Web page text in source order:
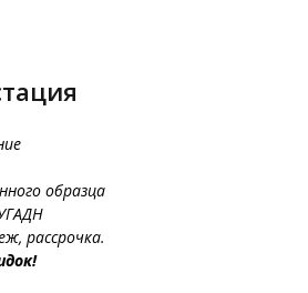
образца
рассрочка.